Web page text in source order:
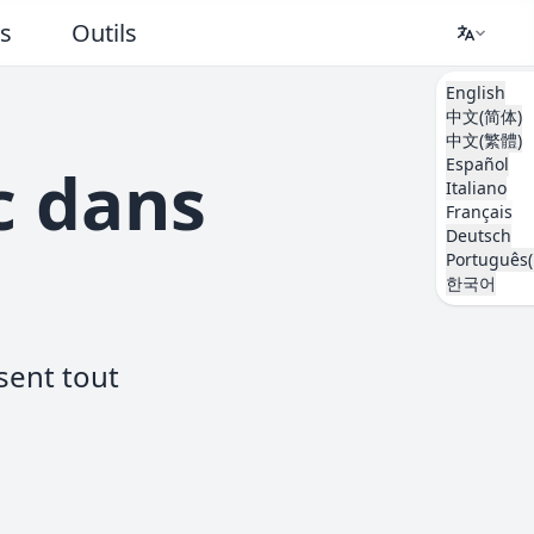
Outils
English
中文(简体)
中文(繁體)
Español
Italiano
Français
Deutsch
한국어
dans
tout